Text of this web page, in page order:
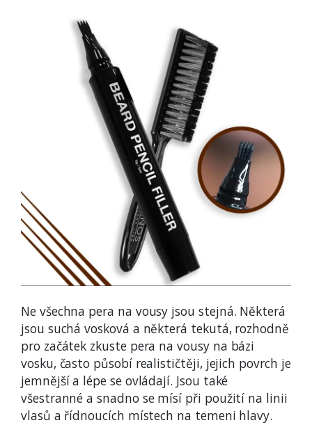
Ne všechna pera na vousy jsou stejná. Některá
jsou suchá vosková a některá tekutá, rozhodně
pro začátek zkuste pera na vousy na bázi
vosku, často působí realističtěji, jejich povrch je
jemnější a lépe se ovládají. Jsou také
všestranné a snadno se mísí při použití na linii
vlasů a řídnoucích místech na temeni hlavy.